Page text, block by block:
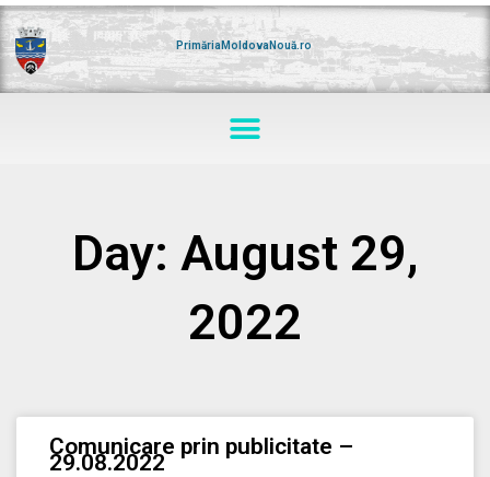
Skip
to
content
PrimăriaMoldovaNouă.ro
Menu
Day: August 29,
2022
Comunicare prin publicitate –
29.08.2022